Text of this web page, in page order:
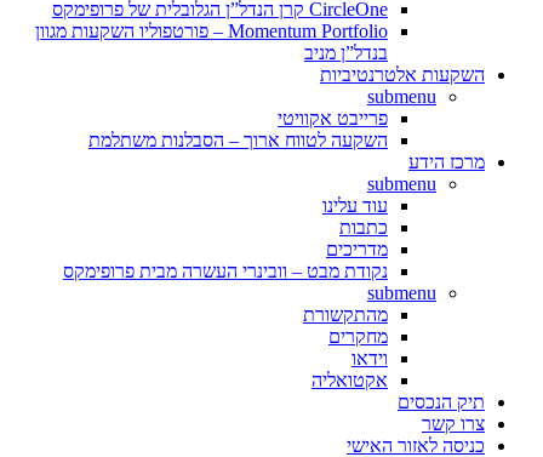
CircleOne קרן הנדל”ן הגלובלית של פרופימקס
Momentum Portfolio – פורטפוליו השקעות מגוון
בנדל”ן מניב
השקעות אלטרנטיביות
submenu
פרייבט אקוויטי
השקעה לטווח ארוך – הסבלנות משתלמת
מרכז הידע
submenu
עוד עלינו
כתבות
מדריכים
נקודת מבט – וובינרי העשרה מבית פרופימקס
submenu
מהתקשורת
מחקרים
וידאו
אקטואליה
תיק הנכסים
צרו קשר
כניסה לאזור האישי